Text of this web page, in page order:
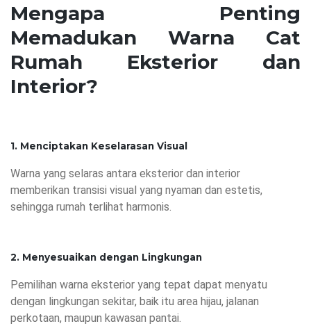
Mengapa Penting
Memadukan Warna Cat
Rumah Eksterior dan
Interior?
1. Menciptakan Keselarasan Visual
Warna yang selaras antara eksterior dan interior
memberikan transisi visual yang nyaman dan estetis,
sehingga rumah terlihat harmonis.
2. Menyesuaikan dengan Lingkungan
Pemilihan warna eksterior yang tepat dapat menyatu
dengan lingkungan sekitar, baik itu area hijau, jalanan
perkotaan, maupun kawasan pantai.